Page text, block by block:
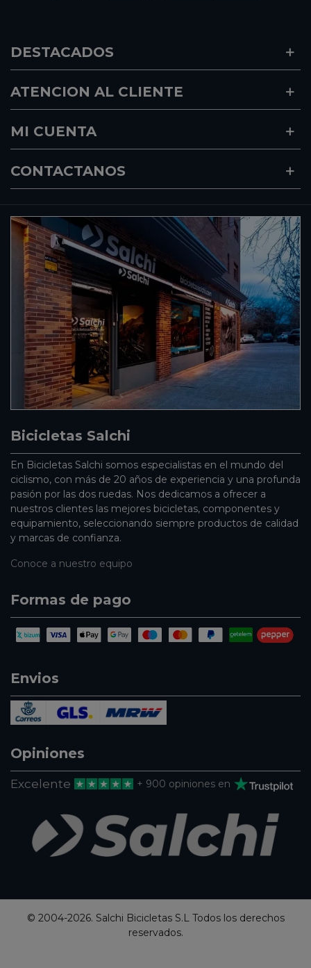
DESTACADOS
ATENCION AL CLIENTE
MI CUENTA
CONTACTANOS
Bicicletas Salchi
En Bicicletas Salchi somos especialistas en el mundo del
ciclismo, con más de 20 años de experiencia y una profunda
pasión por las dos ruedas. Nos dedicamos a ofrecer a
nuestros clientes las mejores bicicletas, componentes y
equipamiento, seleccionando siempre productos de calidad
y marcas de confianza.
Conoce a nuestro equipo
Formas de pago
Envios
Opiniones
Excelente + 900 opiniones en
© 2004-2026. Salchi Bicicletas S.L Todos los derechos
reservados.